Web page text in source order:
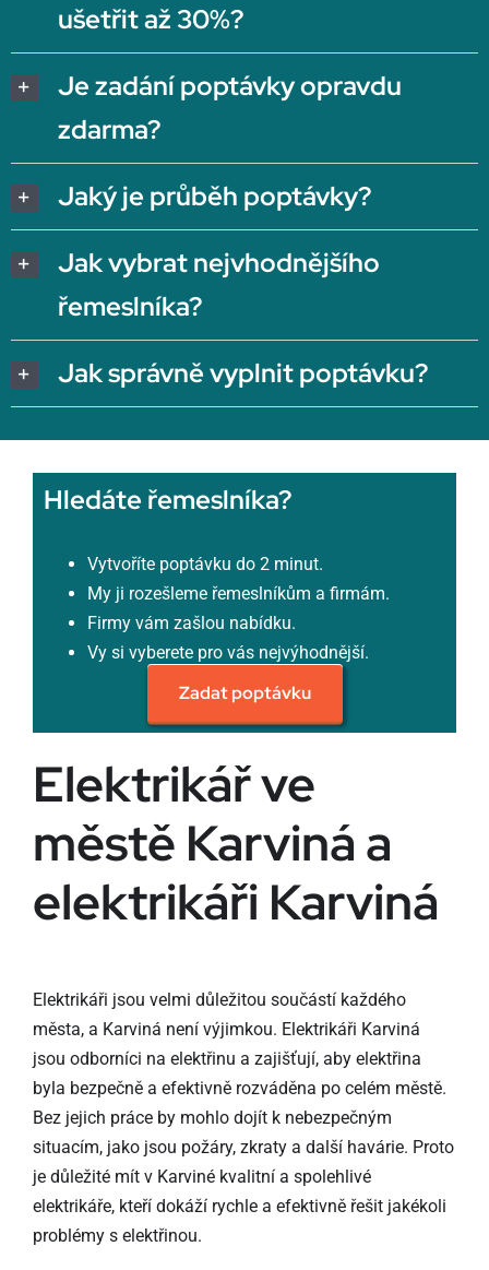
ušetřit až 30%?
Je zadání poptávky opravdu
zdarma?
Jaký je průběh poptávky?
Jak vybrat nejvhodnějšího
řemeslníka?
Jak správně vyplnit poptávku?
Hledáte řemeslníka?
Vytvoříte poptávku do 2 minut.
My ji rozešleme řemeslníkům a firmám.
Firmy vám zašlou nabídku.
Vy si vyberete pro vás nejvýhodnější.
Zadat poptávku
Elektrikář ve
městě Karviná a
elektrikáři Karviná
Elektrikáři jsou velmi důležitou součástí každého
města, a Karviná není výjimkou. Elektrikáři Karviná
jsou odborníci na elektřinu a zajišťují, aby elektřina
byla bezpečně a efektivně rozváděna po celém městě.
Bez jejich práce by mohlo dojít k nebezpečným
situacím, jako jsou požáry, zkraty a další havárie. Proto
je důležité mít v Karviné kvalitní a spolehlivé
elektrikáře, kteří dokáží rychle a efektivně řešit jakékoli
problémy s elektřinou.